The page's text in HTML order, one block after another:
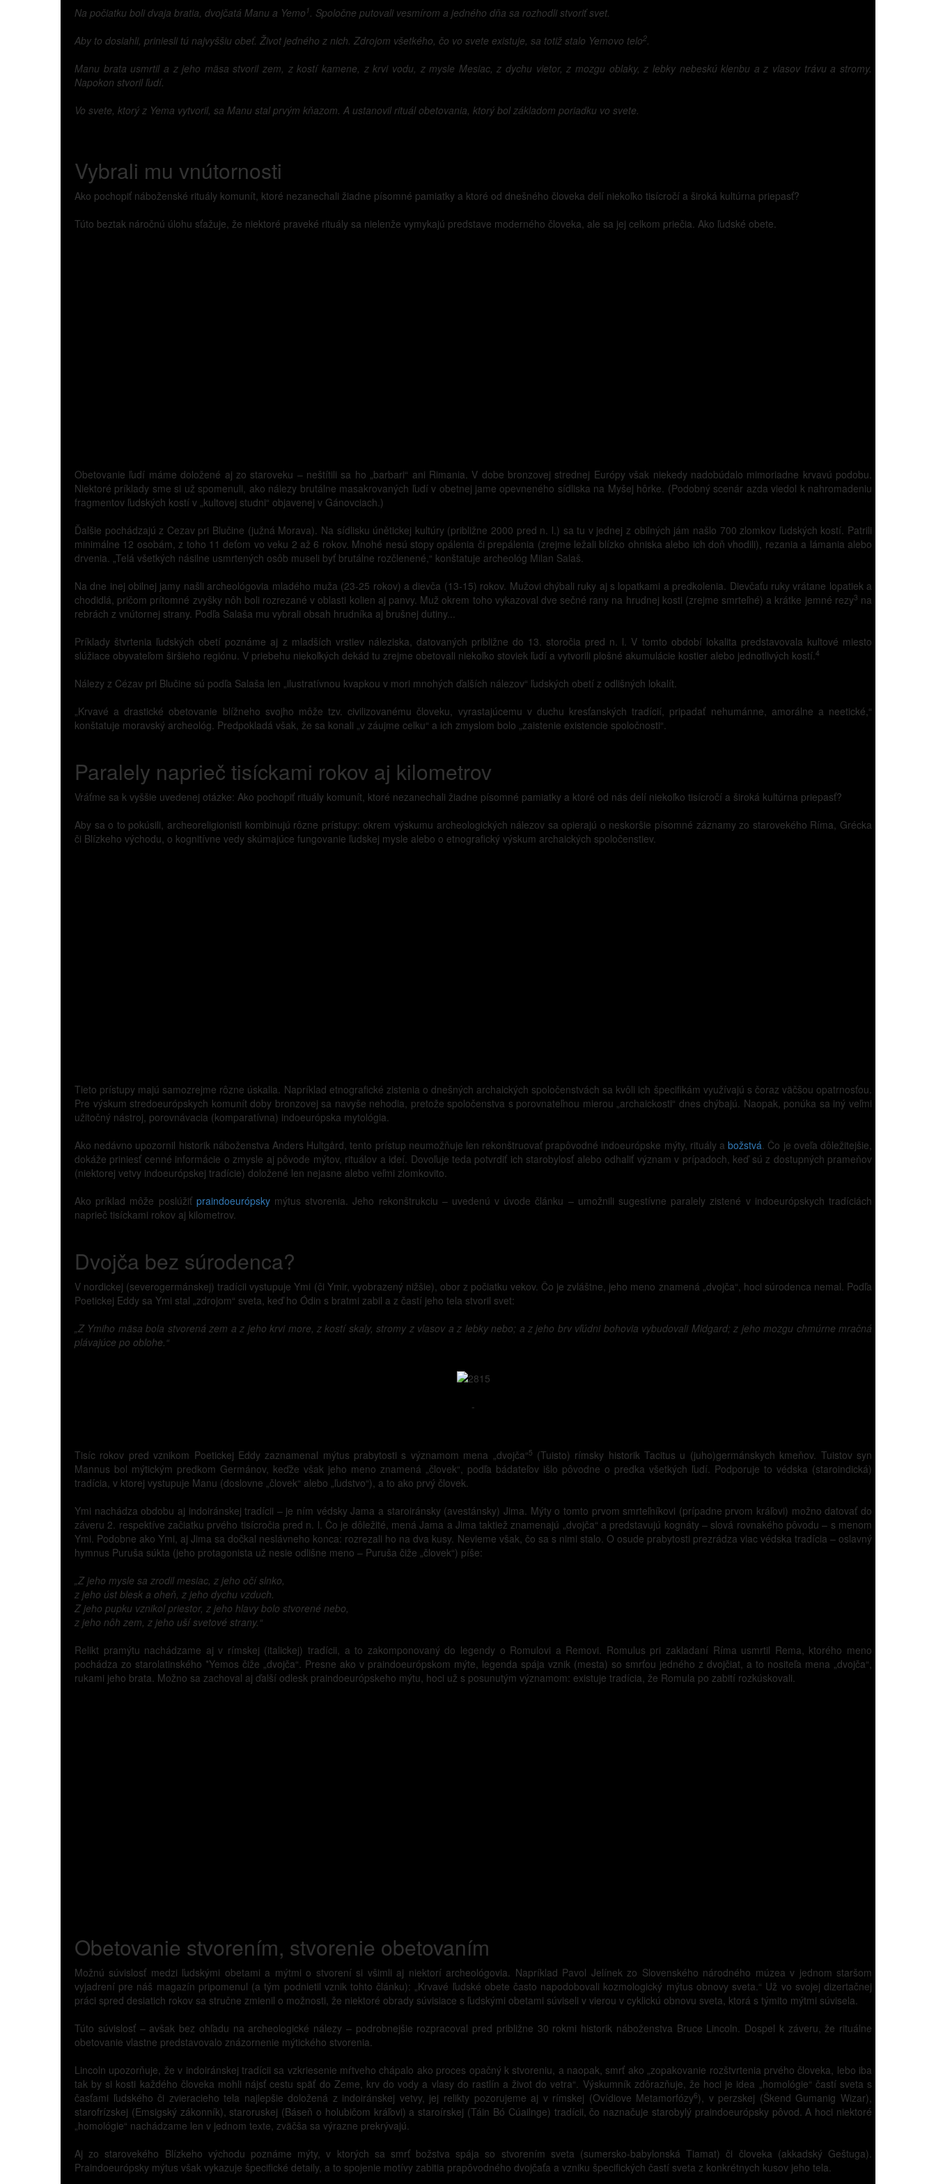
Na počiatku boli dvaja bratia, dvojčatá Manu a Yemo 1. Spoločne putovali vesmírom a jedného dňa sa rozhodli stvoriť svet.
Aby to dosiahli, priniesli tú najvyššiu obeť. Život jedného z nich. Zdrojom všetkého, čo vo svete existuje, sa totiž stalo Yemovo telo2.
Manu brata usmrtil a z jeho mäsa stvoril zem, z kostí kamene, z krvi vodu, z mysle Mesiac, z dychu vietor, z mozgu oblaky, z lebky nebeskú klenbu a z vlasov trávu a stromy.
Napokon stvoril ľudí.
Vo svete, ktorý z Yema vytvoril, sa Manu stal prvým kňazom. A ustanovil rituál obetovania, ktorý bol základom poriadku vo svete.
Vybrali mu vnútornosti
Ako pochopiť náboženské rituály komunít, ktoré nezanechali žiadne písomné pamiatky a ktoré od dnešného človeka delí niekoľko tisícročí a široká kultúrna priepasť?
Túto beztak náročnú úlohu sťažuje, že niektoré praveké rituály sa nielenže vymykajú predstave moderného človeka, ale sa jej celkom priečia. Ako ľudské obete.
Obetovanie ľudí máme doložené aj zo staroveku – neštítili sa ho „barbari“ ani Rimania. V dobe bronzovej strednej Európy však niekedy nadobúdalo mimoriadne krvavú podobu.
Niektoré príklady sme si už spomenuli, ako nálezy brutálne masakrovaných ľudí v obetnej jame opevneného sídliska na Myšej hôrke. (Podobný scenár azda viedol k nahromadeniu
fragmentov ľudských kostí v „kultovej studni“ objavenej v Gánovciach.)
Ďalšie pochádzajú z Cezav pri Blučine (južná Morava). Na sídlisku únětickej kultúry (približne 2000 pred n. l.) sa tu v jednej z obilných jám našlo 700 zlomkov ľudských kostí. Patrili
minimálne 12 osobám, z toho 11 deťom vo veku 2 až 6 rokov. Mnohé nesú stopy opálenia či prepálenia (zrejme ležali blízko ohniska alebo ich doň vhodili), rezania a lámania alebo
drvenia. „Telá všetkých násilne usmrtených osôb museli byť brutálne rozčlenené,“ konštatuje archeológ Milan Salaš.
Na dne inej obilnej jamy našli archeológovia mladého muža (23-25 rokov) a dievča (13-15) rokov. Mužovi chýbali ruky aj s lopatkami a predkolenia. Dievčaťu ruky vrátane lopatiek a
chodidlá, pričom prítomné zvyšky nôh boli rozrezané v oblasti kolien aj panvy. Muž okrem toho vykazoval dve sečné rany na hrudnej kosti (zrejme smrteľné) a krátke jemné rezy3 na
rebrách z vnútornej strany. Podľa Salaša mu vybrali obsah hrudníka aj brušnej dutiny...
Príklady štvrtenia ľudských obetí poznáme aj z mladších vrstiev náleziska, datovaných približne do 13. storočia pred n. l. V tomto období lokalita predstavovala kultové miesto
slúžiace obyvateľom širšieho regiónu. V priebehu niekoľkých dekád tu zrejme obetovali niekoľko stoviek ľudí a vytvorili plošné akumulácie kostier alebo jednotlivých kostí.4
Nálezy z Cézav pri Blučine sú podľa Salaša len „ilustratívnou kvapkou v mori mnohých ďalších nálezov“ ľudských obetí z odlišných lokalít.
„Krvavé a drastické obetovanie blížneho svojho môže tzv. civilizovanému človeku, vyrastajúcemu v duchu kresťanských tradícií, pripadať nehumánne, amorálne a neetické,“
konštatuje moravský archeológ. Predpokladá však, že sa konali „v záujme celku“ a ich zmyslom bolo „zaistenie existencie spoločnosti“.
Paralely naprieč tisíckami rokov aj kilometrov
Vráťme sa k vyššie uvedenej otázke: Ako pochopiť rituály komunít, ktoré nezanechali žiadne písomné pamiatky a ktoré od nás delí niekoľko tisícročí a široká kultúrna priepasť?
Aby sa o to pokúsili, archeoreligionisti kombinujú rôzne prístupy: okrem výskumu archeologických nálezov sa opierajú o neskoršie písomné záznamy zo starovekého Ríma, Grécka
či Blízkeho východu, o kognitívne vedy skúmajúce fungovanie ľudskej mysle alebo o etnografický výskum archaických spoločenstiev.
Tieto prístupy majú samozrejme rôzne úskalia. Napríklad etnografické zistenia o dnešných archaických spoločenstvách sa kvôli ich špecifikám využívajú s čoraz väčšou opatrnosťou.
Pre výskum stredoeurópskych komunít doby bronzovej sa navyše nehodia, pretože spoločenstva s porovnateľnou mierou „archaickosti“ dnes chýbajú. Naopak, ponúka sa iný veľmi
užitočný nástroj, porovnávacia (komparatívna) indoeurópska mytológia.
Ako nedávno upozornil historik náboženstva Anders Hultgård, tento prístup neumožňuje len rekonštruovať prapôvodné indoeurópske mýty, rituály abožstvá. Čo je oveľa dôležitejšie,
dokáže priniesť cenné informácie o zmysle aj pôvode mýtov, rituálov a ideí. Dovoľuje teda potvrdiť ich starobylosť alebo odhaliť význam v prípadoch, keď sú z dostupných prameňov
(niektorej vetvy indoeurópskej tradície) doložené len nejasne alebo veľmi zlomkovito.
Ako príklad môže poslúžiť praindoeurópskymýtus stvorenia. Jeho rekonštrukciu – uvedenú v úvode článku – umožnili sugestívne paralely zistené v indoeurópskych tradíciách
naprieč tisíckami rokov aj kilometrov.
Dvojča bez súrodenca?
V nordickej (severogermánskej) tradícii vystupuje Ymi (či Ymir, vyobrazený nižšie), obor z počiatku vekov. Čo je zvláštne, jeho meno znamená „dvojča“, hoci súrodenca nemal. Podľa
Poetickej Eddy sa Ymi stal „zdrojom“ sveta, keď ho Ódin s bratmi zabil a z častí jeho tela stvoril svet:
„Z Ymiho mäsa bola stvorená zem a z jeho krvi more, z kostí skaly, stromy z vlasov a z lebky nebo; a z jeho brv vľúdni bohovia vybudovali Midgard; z jeho mozgu chmúrne mračná
plávajúce po oblohe.“
-
Tisíc rokov pred vznikom Poetickej Eddy zaznamenal mýtus prabytosti s významom mena „dvojča“5 (Tuisto) rímsky historik Tacitus u (juho)germánskych kmeňov. Tuistov syn
Mannus bol mýtickým predkom Germánov, keďže však jeho meno znamená „človek“, podľa bádateľov išlo pôvodne o predka všetkých ľudí. Podporuje to védska (staroindická)
tradícia, v ktorej vystupuje Manu (doslovne „človek“ alebo „ľudstvo“), a to ako prvý človek.
Ymi nachádza obdobu aj indoiránskej tradícii – je ním védsky Jama a staroiránsky (avestánsky) Jima. Mýty o tomto prvom smrteľníkovi (prípadne prvom kráľovi) možno datovať do
záveru 2. respektíve začiatku prvého tisícročia pred n. l. Čo je dôležité, mená Jama a Jima taktiež znamenajú „dvojča“ a predstavujú kognáty – slová rovnakého pôvodu – s menom
Ymi. Podobne ako Ymi, aj Jima sa dočkal neslávneho konca: rozrezali ho na dva kusy. Nevieme však, čo sa s nimi stalo. O osude prabytosti prezrádza viac védska tradícia – oslavný
hymnus Puruša súkta (jeho protagonista už nesie odlišne meno – Puruša čiže „človek“) píše:
„Z jeho mysle sa zrodil mesiac, z jeho očí slnko,
z jeho úst blesk a oheň, z jeho dychu vzduch.
Z jeho pupku vznikol priestor, z jeho hlavy bolo stvorené nebo,
z jeho nôh zem, z jeho uší svetové strany.“
Relikt pramýtu nachádzame aj v rímskej (italickej) tradícii, a to zakomponovaný do legendy o Romulovi a Removi. Romulus pri zakladaní Ríma usmrtil Rema, ktorého meno
pochádza zo starolatinského *Yemos čiže „dvojča“. Presne ako v praindoeurópskom mýte, legenda spája vznik (mesta) so smrťou jedného z dvojčiat, a to nositeľa mena „dvojča“,
rukami jeho brata. Možno sa zachoval aj ďalší odlesk praindoeurópskeho mýtu, hoci už s posunutým významom: existuje tradícia, že Romula po zabití rozkúskovali.
Obetovanie stvorením, stvorenie obetovaním
Možnú súvislosť medzi ľudskými obetami a mýtmi o stvorení si všimli aj niektorí archeológovia. Napríklad Pavol Jelínek zo Slovenského národného múzea v jednom staršom
vyjadrení pre náš magazín pripomenul (a tým podnietil vznik tohto článku): „Krvavé ľudské obete často napodobovali kozmologický mýtus obnovy sveta.“ Už vo svojej dizertačnej
práci spred desiatich rokov sa stručne zmienil o možnosti, že niektoré obrady súvisiace s ľudskými obetami súviseli v vierou v cyklickú obnovu sveta, ktorá s týmito mýtmi súvisela.
Túto súvislosť – avšak bez ohľadu na archeologické nálezy – podrobnejšie rozpracoval pred približne 30 rokmi historik náboženstva Bruce Lincoln. Dospel k záveru, že rituálne
obetovanie vlastne predstavovalo znázornenie mýtického stvorenia.
Lincoln upozorňuje, že v indoiránskej tradícii sa vzkriesenie mŕtveho chápalo ako proces opačný k stvoreniu, a naopak, smrť ako „zopakovanie rozštvrtenia prvého človeka, lebo iba
tak by si kosti každého človeka mohli nájsť cestu späť do Zeme, krv do vody a vlasy do rastlín a život do vetra“. Výskumník zdôrazňuje, že hoci je idea „homológie“ častí sveta s
časťami ľudského či zvieracieho tela najlepšie doložená z indoiránskej vetvy, jej relikty pozorujeme aj v rímskej (Ovídiove Metamorfózy6), v perzskej (Škend Gumanig Wizar),
starofrízskej (Emsigský zákonník), staroruskej (Báseň o holubičom kráľovi) a staroírskej (Táin Bó Cúailnge) tradícii, čo naznačuje starobylý praindoeurópsky pôvod. A hoci niektoré
„homológie“ nachádzame len v jednom texte, zväčša sa výrazne prekrývajú.
Aj zo starovekého Blízkeho východu poznáme mýty, v ktorých sa smrť božstva spája so stvorením sveta (sumersko-babylonská Tiamat) či človeka (akkadský Geštuga).
Praindoeurópsky mýtus však vykazuje špecifické detaily, a to spojenie motívy zabitia prapôvodného dvojčaťa a vzniku špecifických častí sveta z konkrétnych kusov jeho tela.